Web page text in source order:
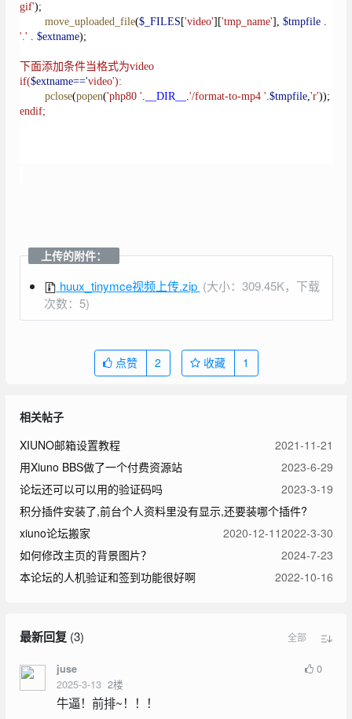
gif');
move_uploaded_file($_FILES ['video']['tmp_name'], $tmpfile .
'.' . $extname);
下面添加条件当格式为video
if($extname=='video'):
pclose(popen('php80 '. __DIR__ .'/format-to-mp4 '.$tmpfile,'r'));
endif;
上传的附件：
huux_tinymce视频上传.zip (大小：309.45K，下载
次数：5)
点赞 2 收藏 1
相关帖子
XIUNO邮箱设置教程
2021-11-21
用Xiuno BBS做了一个付费资源站
2023-6-29
论坛还可以可以用的验证码吗
2023-3-19
积分插件安装了,前台个人资料里没有显示,还要装哪个插件?
2022-3-30
xiuno论坛搬家
2020-12-11
如何修改主页的背景图片？
2024-7-23
本论坛的人机验证和签到功能很好啊
2022-10-16
最新回复(3) 全部
juse
2025-3-13 2楼
0
牛逼！前排~！！！